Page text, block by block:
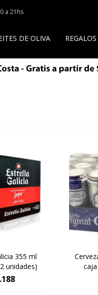
DE OLIVA REGALOS
a 21hs
355 ml
unidades)